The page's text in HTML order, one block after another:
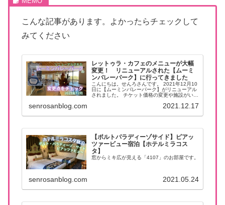
こんな記事があります。よかったらチェックして
みてください
レットゥラ・カフェのメニューが大幅
変更！ リニューアルされた【ムーミ
ンバレーパーク】に行ってきました
こんにちは。せんろさんです。 2021年12月10
日に【ムーミンバレーパーク】がリニューアル
されました。 チケット価格の変更や施設がいく
た。 レジャーの口コミや、家族でお出かけの情
senrosanblog.com 2021.12.17
【ポルトパラディーゾサイド】ピアッ
ツァービュー宿泊【ホテルミラコス
タ】
窓からミキ広が見える「4107」のお部屋です。
senrosanblog.com 2021.05.24